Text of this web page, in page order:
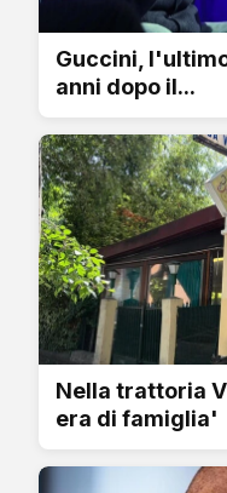
Guccini,
anni dopo il...
Nella trattoria
era di famiglia'